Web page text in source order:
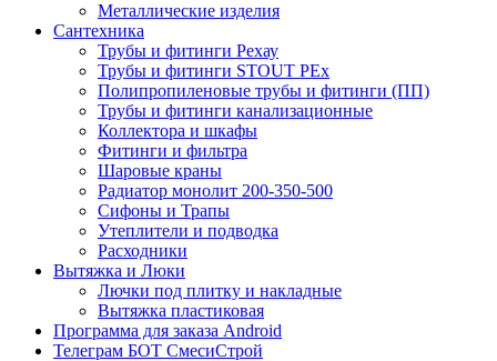
Металлические изделия
Сантехника
Трубы и фитинги Рехау
Трубы и фитинги STOUT PEx
Полипропиленовые трубы и фитинги (ПП)
Трубы и фитинги канализационные
Коллектора и шкафы
Фитинги и фильтра
Шаровые краны
Радиатор монолит 200-350-500
Сифоны и Трапы
Утеплители и подводка
Расходники
Вытяжка и Люки
Лючки под плитку и накладные
Вытяжка пластиковая
Программа для заказа Android
Телеграм БОТ СмесиСтрой